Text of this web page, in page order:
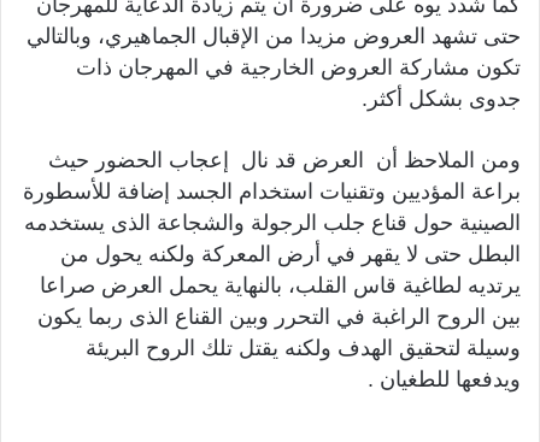
كما شدد يوه على ضرورة أن يتم زيادة الدعاية للمهرجان
حتى تشهد العروض مزيدا من الإقبال الجماهيري، وبالتالي
تكون مشاركة العروض الخارجية في المهرجان ذات
جدوى بشكل أكثر.
ومن الملاحظ أن العرض قد نال إعجاب الحضور حيث
براعة المؤديين وتقنيات استخدام الجسد إضافة للأسطورة
الصينية حول قناع جلب الرجولة والشجاعة الذى يستخدمه
البطل حتى لا يقهر في أرض المعركة ولكنه يحول من
يرتديه لطاغية قاس القلب، بالنهاية يحمل العرض صراعا
بين الروح الراغبة في التحرر وبين القناع الذى ربما يكون
وسيلة لتحقيق الهدف ولكنه يقتل تلك الروح البريئة
ويدفعها للطغيان .